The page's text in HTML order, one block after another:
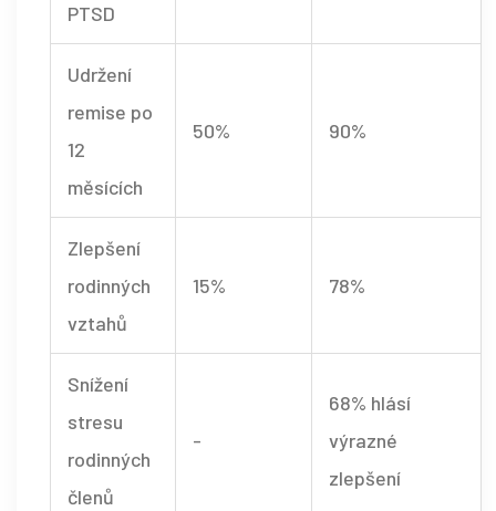
PTSD
Udržení
remise po
12
měsících
50% 90%
Zlepšení
rodinných
vztahů
15% 78%
Snížení
stresu
rodinných
členů
-
68% hlásí
výrazné
zlepšení